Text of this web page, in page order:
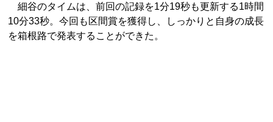
細谷のタイムは、前回の記録を1分19秒も更新する1時間
10分33秒。今回も区間賞を獲得し、しっかりと自身の成長
を箱根路で発表することができた。